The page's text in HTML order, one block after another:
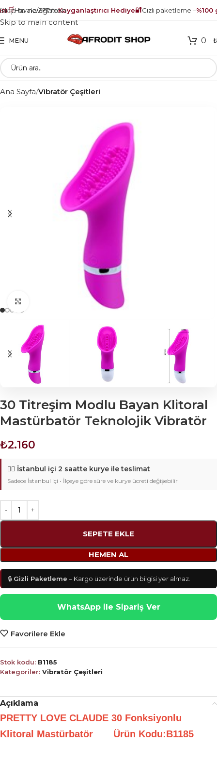
🛒Havale/EFT ileKayganlaştırıcı Hediye🔐Gizli paketleme – %100
Skip to navigation
Skip to main content
MENU 0 ₺
Ana Sayfa Vibratör Çeşitleri
30 Titreşim Modlu Bayan Klitoral
Mastürbatör Teknolojik Vibratör
₺2.160
🚴‍♂️ İstanbul içi 2 saatte kurye ile teslimat
Sadece İstanbul içi • İlçeye göre süre ve kurye ücreti değişebilir
SEPETE EKLE
HEMEN AL
🔒 Gizli Paketleme – Kargo üzerinde ürün bilgisi yer almaz.
WhatsApp ile Sipariş Ver
Favorilere Ekle
Stok kodu: B1185
Kategoriler: Vibratör Çeşitleri
Açıklama
PRETTY LOVE CLAUDE 30 Fonksiyonlu
Klitoral Mastürbatör Ürün Kodu:B1185